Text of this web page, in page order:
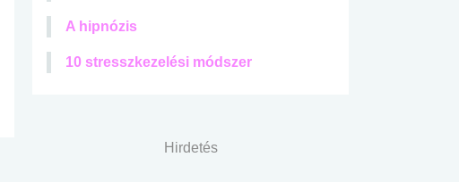
A hipnózis
10 stresszkezelési módszer
Hirdetés